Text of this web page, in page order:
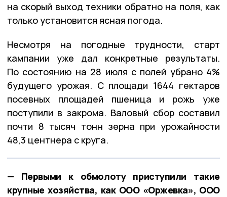
на скорый выход техники обратно на поля, как
только установится ясная погода.
Несмотря на погодные трудности, старт
кампании уже дал конкретные результаты.
По состоянию на 28 июля с полей убрано 4%
будущего урожая. С площади 1644 гектаров
посевных площадей пшеница и рожь уже
поступили в закрома. Валовый сбор составил
почти 8 тысяч тонн зерна при урожайности
48,3 центнера с круга.
— Первыми к обмолоту приступили такие
крупные хозяйства, как ООО «Оржевка», ООО